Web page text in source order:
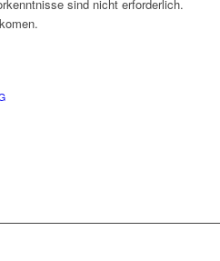
sind nicht erforderlich.